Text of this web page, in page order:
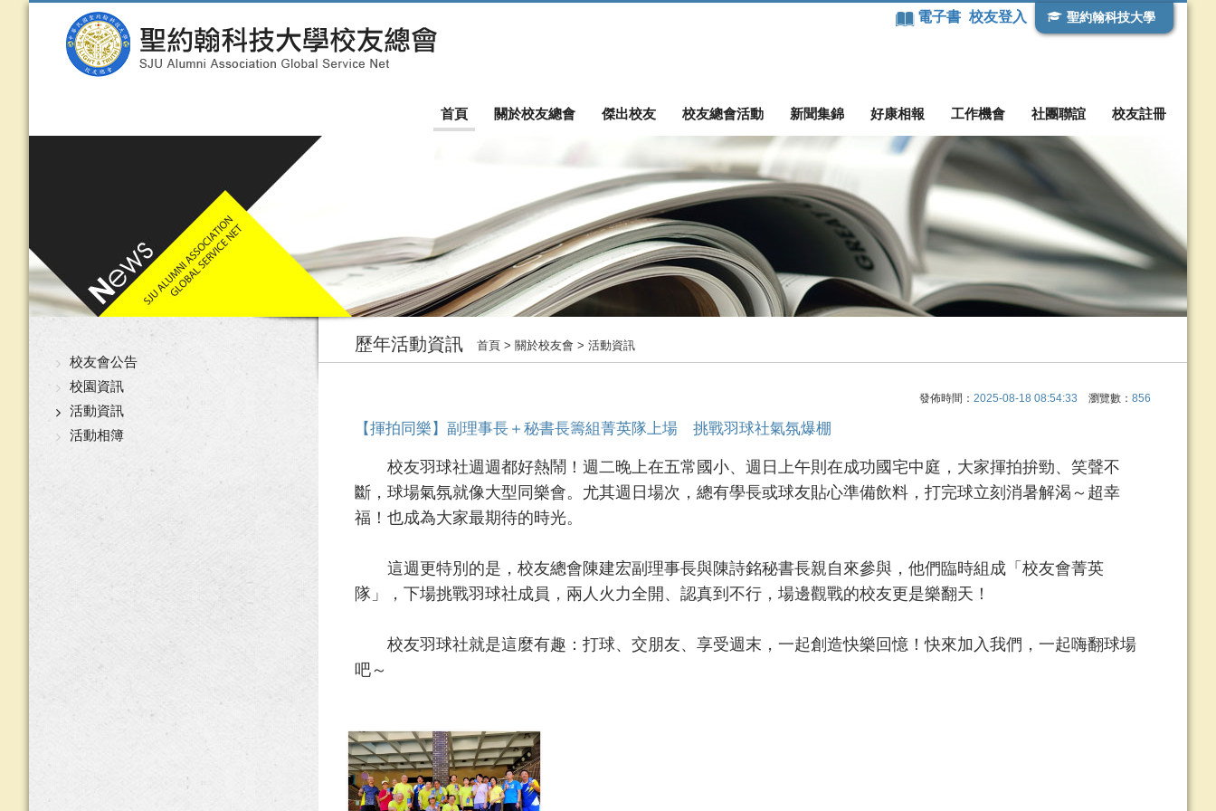
電子書 校友登入 聖約翰科技大學
首頁 關於校友總會 傑出校友 校友總會活動 新聞集錦 好康相報 工作機會 社團聯誼 校友註冊
校友會公告
校園資訊
活動資訊
活動相簿
歷年活動資訊 首頁 > 關於校友會 > 活動資訊
發佈時間： 2025-08-18 08:54:33 瀏覽數： 856
【揮拍同樂】副理事長＋秘書長籌組菁英隊上場 挑戰羽球社氣氛爆棚
校友羽球社週週都好熱鬧！週二晚上在五常國小、週日上午則在成功國宅中庭，大家揮拍拚勁、笑聲不
斷，球場氣氛就像大型同樂會。尤其週日場次，總有學長或球友貼心準備飲料，打完球立刻消暑解渴～超幸
福！也成為大家最期待的時光。
這週更特別的是，校友總會陳建宏副理事長與陳詩銘秘書長親自來參與，他們臨時組成「校友會菁英
隊」，下場挑戰羽球社成員，兩人火力全開、認真到不行，場邊觀戰的校友更是樂翻天！
校友羽球社就是這麼有趣：打球、交朋友、享受週末，一起創造快樂回憶！快來加入我們，一起嗨翻球場
吧～